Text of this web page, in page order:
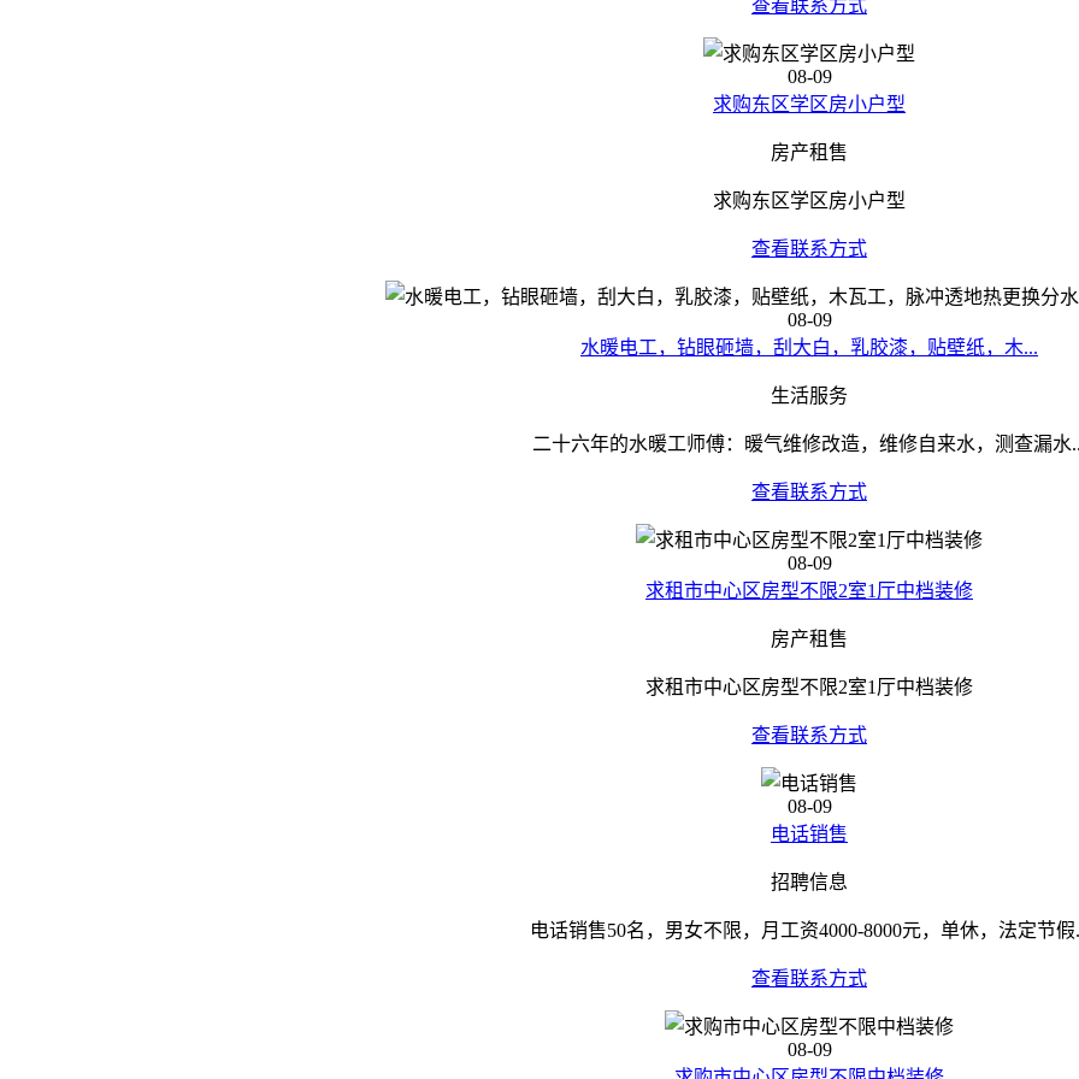
查看联系方式
08-09
求购东区学区房小户型
房产租售
求购东区学区房小户型
查看联系方式
08-09
水暖电工，钻眼砸墙，刮大白，乳胶漆，贴壁纸，木...
生活服务
二十六年的水暖工师傅：暖气维修改造，维修自来水，测查漏水
查看联系方式
08-09
求租市中心区房型不限2室1厅中档装修
房产租售
求租市中心区房型不限2室1厅中档装修
查看联系方式
08-09
电话销售
招聘信息
电话销售50名，男女不限，月工资4000-8000元，单休，法定节假
查看联系方式
08-09